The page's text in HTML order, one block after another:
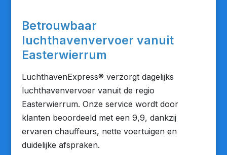
Betrouwbaar
luchthavenvervoer vanuit
Easterwierrum
LuchthavenExpress® verzorgt dagelijks
luchthavenvervoer vanuit de regio
Easterwierrum. Onze service wordt door
klanten beoordeeld met een 9,9, dankzij
ervaren chauffeurs, nette voertuigen en
duidelijke afspraken.